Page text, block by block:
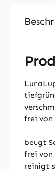
frei von
beugt
frei von
reinigt